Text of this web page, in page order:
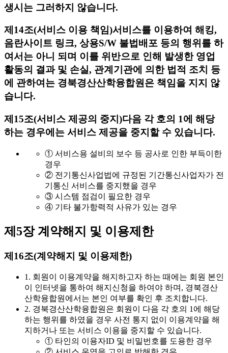
생시는 그러하지 않습니다.
제14조(서비스 이용 책임)서비스를 이용하여 해킹,
음란사이트 링크, 상용S/W 불법배포 등의 행위를 하
여서는 아니 되며 이를 위반으로 인해 발생한 영업
활동의 결과 및 손실, 관계기관에 의한 법적 조치 등
에 관하여는 경북경산산학융합원은 책임을 지지 않
습니다.
제15조(서비스 제공의 중지)다음 각 호의 1에 해당
하는 경우에는 서비스 제공을 중지할 수 있습니다.
① 서비스용 설비의 보수 등 공사로 인한 부득이한
경우
② 전기통신사업법에 규정된 기간통신사업자가 전
기통신 서비스를 중지했을 경우
③ 시스템 점검이 필요한 경우
④ 기타 불가항력적 사유가 있는 경우
제5장 계약해지 및 이용제한
제16조(계약해지 및 이용제한)
1. 회원이 이용계약을 해지하고자 하는 때에는 회원 본인
이 인터넷을 통하여 해지신청을 하여야 하며, 경북경산
산학융합원에서는 본인 여부를 확인 후 조치합니다.
2. 경북경산산학융합원은 회원이 다음 각 호의 1에 해당
하는 행위를 하였을 경우 사전 통지 없이 이용계약을 해
지하거나 또는 서비스 이용을 중지할 수 있습니다.
① 타인의 이용자ID 및 비밀번호를 도용한 경우